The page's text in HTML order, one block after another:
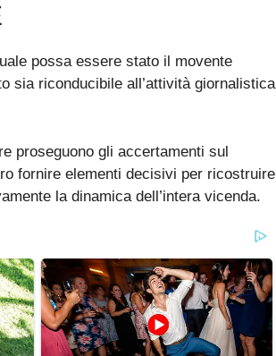
possa essere stato il movente
sia riconducibile all’attività giornalistica
proseguono gli accertamenti sul
fornire elementi decisivi per ricostruire
la dinamica dell’intera vicenda.